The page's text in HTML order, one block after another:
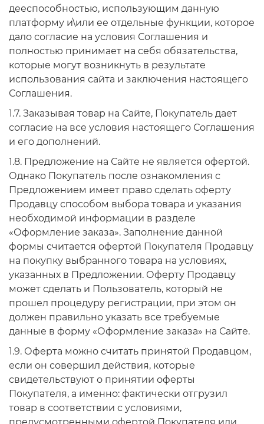
дееспособностью, использующим данную
платформу и\или ее отдельные функции, которое
дало согласие на условия Соглашения и
полностью принимает на себя обязательства,
которые могут возникнуть в результате
использования сайта и заключения настоящего
Соглашения.
1.7. Заказывая товар на Сайте, Покупатель дает
согласие на все условия настоящего Соглашения
и его дополнений.
1.8. Предложение на Сайте не является офертой.
Однако Покупатель после ознакомления с
Предложением имеет право сделать оферту
Продавцу способом выбора товара и указания
необходимой информации в разделе
«Оформление заказа». Заполнение данной
формы считается офертой Покупателя Продавцу
на покупку выбранного товара на условиях,
указанных в Предложении. Оферту Продавцу
может сделать и Пользователь, который не
прошел процедуру регистрации, при этом он
должен правильно указать все требуемые
данные в форму «Оформление заказа» на Сайте.
1.9. Оферта можно считать принятой Продавцом,
если он совершил действия, которые
свидетельствуют о принятии оферты
Покупателя, а именно: фактически отгрузил
товар в соответствии с условиями,